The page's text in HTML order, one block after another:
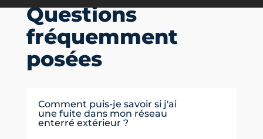
Questions
fréquemment
posées
Comment puis-je savoir si j'ai
une fuite dans mon réseau
enterré extérieur ?